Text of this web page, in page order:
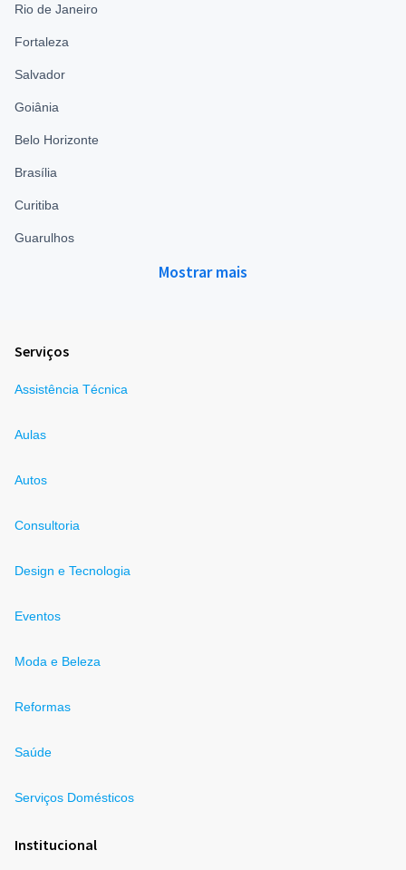
Rio de Janeiro
Fortaleza
Salvador
Goiânia
Belo Horizonte
Brasília
Curitiba
Guarulhos
Mostrar mais
Serviços
Assistência Técnica
Aulas
Autos
Consultoria
Design e Tecnologia
Eventos
Moda e Beleza
Reformas
Saúde
Serviços Domésticos
Institucional